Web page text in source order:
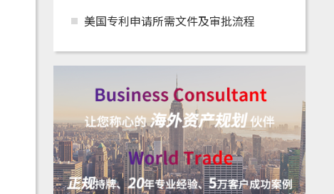
美国专利申请所需文件及审批流程